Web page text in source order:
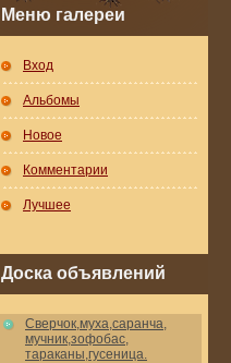
Меню галереи
Вход
Альбомы
Новое
Комментарии
Лучшее
Доска объявлений
Cверчок,муха,саранча,
мучник,зофобас,
тараканы,гусеница.